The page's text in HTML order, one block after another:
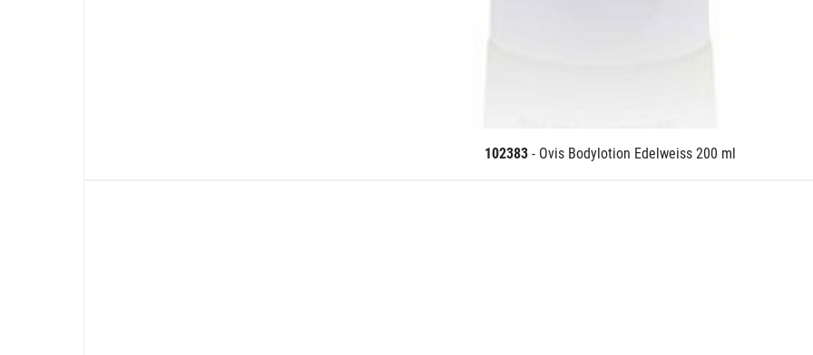
102383 - Ovis Bodylotion Edelweiss 200 ml